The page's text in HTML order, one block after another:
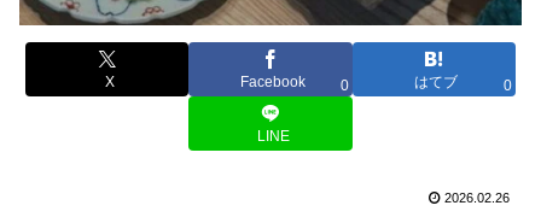
X Facebook 0 はてブ 0
LINE
2026.02.26